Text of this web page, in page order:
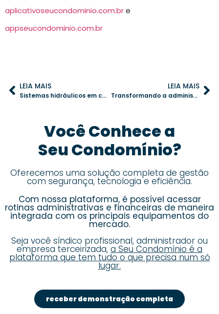
aplicativoseucondominio.com.bre
appseucondominio.com.br
LEIA MAIS
Sistemas hidráulicos em condomínios: a importância da manutenção preventiva
LEIA MAIS
Transformando a administração condominial com a digitalização de documentos
Você Conhece a
Seu Condomínio?
Oferecemos uma solução completa de gestão
com segurança, tecnologia e eficiência.
Com nossa plataforma, é possível acessar
rotinas administrativas e financeiras de maneira
integrada com os principais equipamentos do
mercado.
Seja você síndico profissional, administrador ou
empresa terceirizada, a Seu Condomínio é a
plataforma que tem tudo o que precisa num só
lugar.
receber demonstração completa